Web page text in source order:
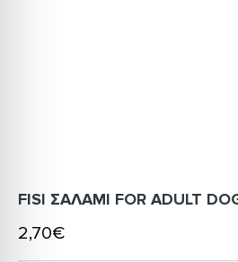
FISI ΣΑΛΑΜΙ FOR ADULT
2,70€